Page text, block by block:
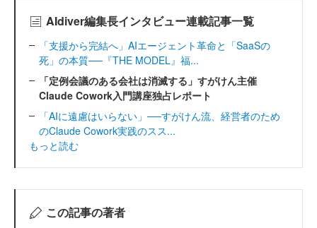
AIdiver編集長インタビュー連載記事一覧
「支援から完結へ」AIエージェント革命と「SaaSの
死」の本質──『THE MODEL』福...
「定例会議のある会社は消滅する」すがけん主催
Claude Cowork入門講座独占レポート
「AIに遠慮はいらない」──すがけん流、経営者のため
のClaude Cowork実践のスス...
もっと読む
この記事の著者